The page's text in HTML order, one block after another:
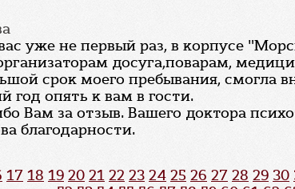
уже не первый раз, в корпусе
досуга,поварам,
срок моего пребывания,
год опять к вам в гости.
Вам за отзыв. Вашего доктора
благодарности.
17 18 19 20 21 22 23 24 25 26 27 28 29 30